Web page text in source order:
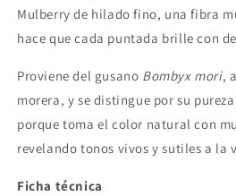
Mulberry de hilado fino, una fibra
hace que cada puntada brille con
Proviene del gusano Bombyx mori,
morera, y se distingue por su
porque toma el color natural con
revelando tonos vivos y sutiles a la
Ficha técnica